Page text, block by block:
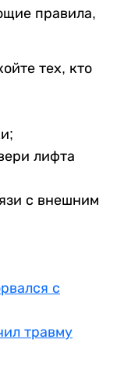
правила,
тех, кто
лифта
с внешним
с
травму